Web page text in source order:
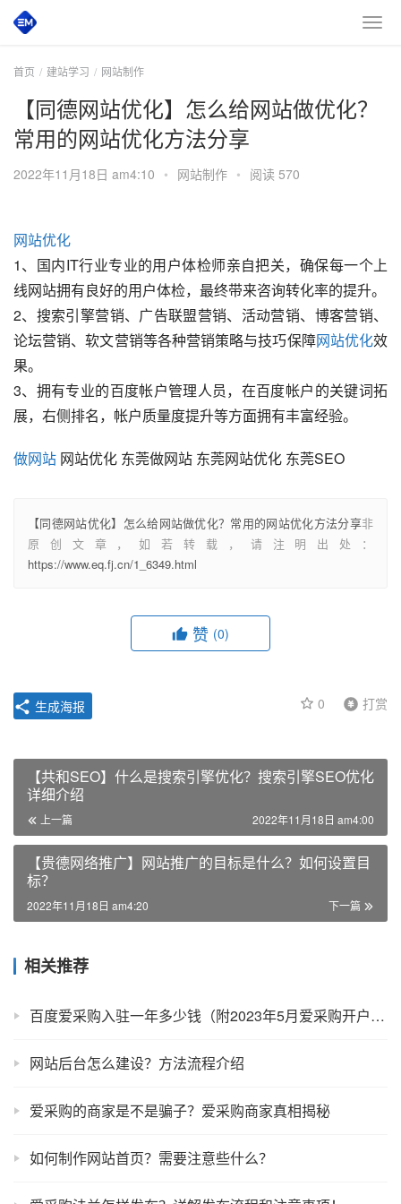
首页 建站学习 网站制作
【同德网站优化】怎么给网站做优化？
常用的网站优化方法分享
2022年11月18日 am4:10 • 网站制作 • 阅读 570
网站优化
1、国内IT行业专业的用户体检师亲自把关，确保每一个上
线网站拥有良好的用户体检，最终带来咨询转化率的提升。
2、搜索引擎营销、广告联盟营销、活动营销、博客营销、
论坛营销、软文营销等各种营销策略与技巧保障网站优化效
果。
3、拥有专业的百度帐户管理人员，在百度帐户的关键词拓
展，右侧排名，帐户质量度提升等方面拥有丰富经验。
做网站 网站优化 东莞做网站 东莞网站优化 东莞SEO
【同德网站优化】怎么给网站做优化？常用的网站优化方法分享非
原创文章，如若转载，请注明出处：
https://www.eq.fj.cn/1_6349.html
赞 (0)
0 打赏
生成海报
【共和SEO】什么是搜索引擎优化？搜索引擎SEO优化
详细介绍
上一篇 2022年11月18日 am4:00
【贵德网络推广】网站推广的目标是什么？如何设置目
标？
下一篇
2022年11月18日 am4:20
相关推荐
百度爱采购入驻一年多少钱（附2023年5月爱采购开户政策）
网站后台怎么建设？方法流程介绍
爱采购的商家是不是骗子？爱采购商家真相揭秘
如何制作网站首页？需要注意些什么？